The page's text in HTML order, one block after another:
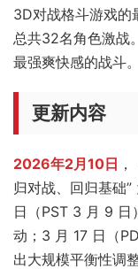
3D对战格斗游戏的
总共32名角色激战
最强爽快感的战斗。
更新内容
2026年2月10日
归对战、回归基础
日（PST 3 月 9 日
动；3 月 17 日（
出大规模平衡性调